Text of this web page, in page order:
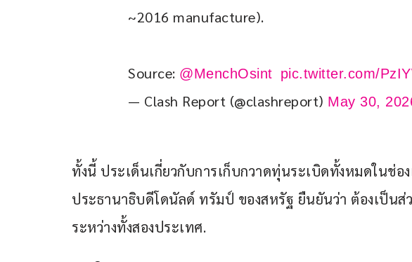
~2016 manufacture).
Source: @MenchOsint pic.twitter.com/
— Clash Report (@clashreport) May 30,
ทั้งนี้ ประเด็นเกี่ยวกับการเก็บกวาดทุ่นระเบิดทั้งหมดในช่อ
ประธานาธิบดีโดนัลด์ ทรัมป์ ของสหรัฐ ยืนยันว่า ต้องเป็น
ระหว่างทั้งสองประเทศ.